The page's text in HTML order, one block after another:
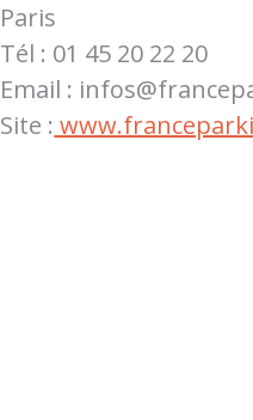
Paris
Tél : 01 45 20 22 20
Email :
Site :